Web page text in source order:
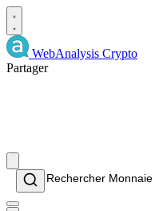
WebAnalysis Crypto
Partager